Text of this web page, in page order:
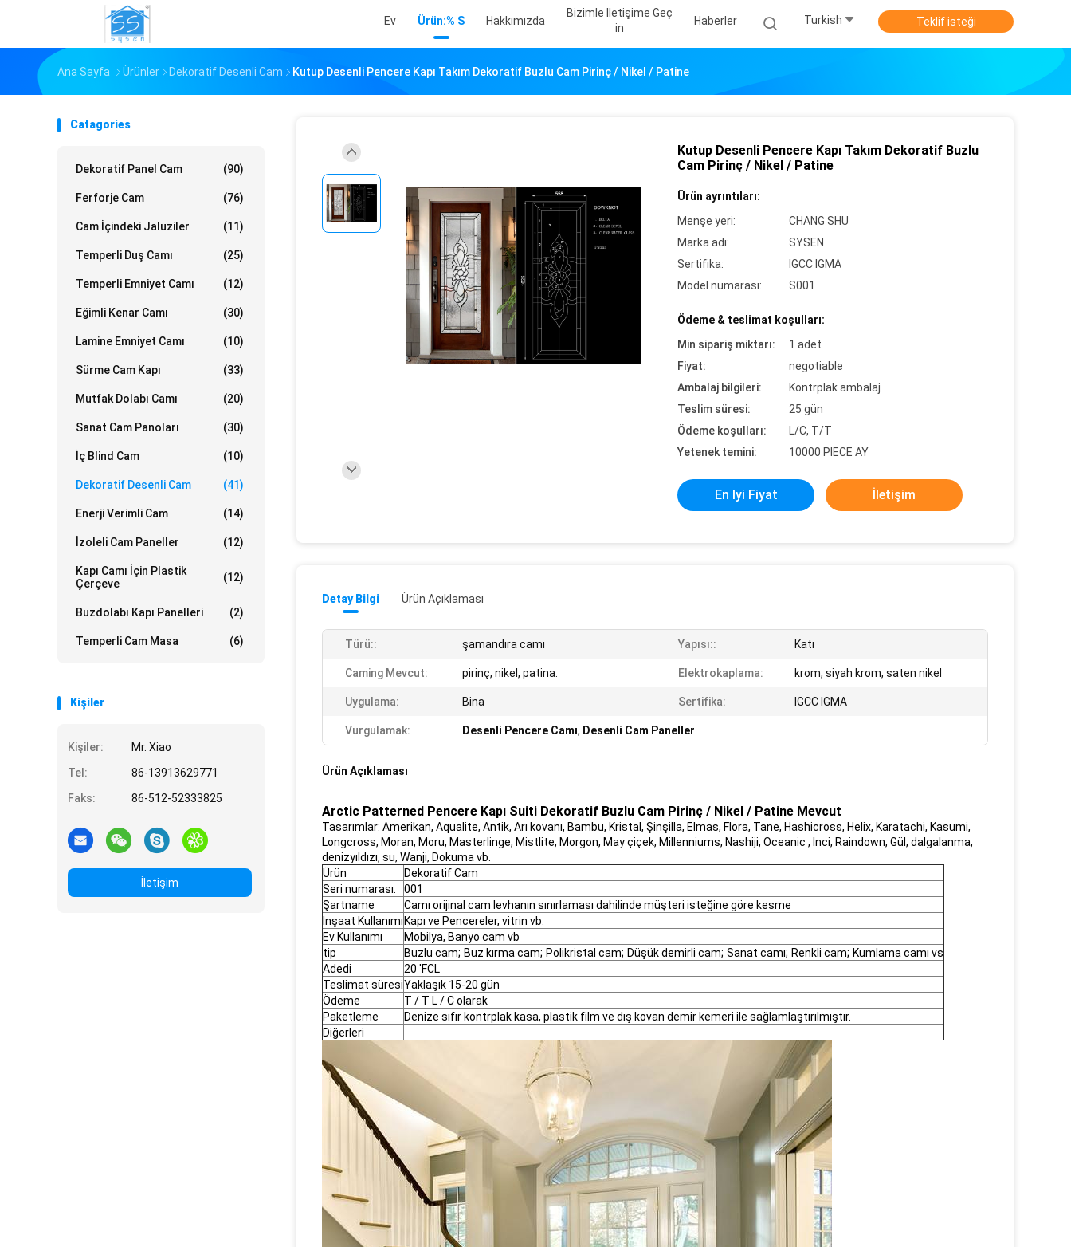
Ev Ürün:% S Hakkımızda
Bizimle Iletişime Geç
In
Haberler Turkish Teklif isteği
Ana Sayfa Ürünler Dekoratif Desenli Cam Kutup Desenli Pencere Kapı Takım Dekoratif Buzlu Cam Pirinç / Nikel / Patine
Catagories
Dekoratif Panel Cam (90)
Ferforje Cam (76)
Cam İçindeki Jaluziler (11)
Temperli Duş Camı (25)
Temperli Emniyet Camı (12)
Eğimli Kenar Camı (30)
Lamine Emniyet Camı (10)
Sürme Cam Kapı (33)
Mutfak Dolabı Camı (20)
Sanat Cam Panoları (30)
İç Blind Cam (10)
Dekoratif Desenli Cam (41)
Enerji Verimli Cam (14)
İzoleli Cam Paneller (12)
Kapı Camı İçin Plastik
Çerçeve
(12)
Buzdolabı Kapı Panelleri (2)
Temperli Cam Masa (6)
Kişiler
Kişiler:
Mr. Xiao
Tel:
86-13913629771
Faks:
86-512-52333825
İletişim
Kutup Desenli Pencere Kapı Takım Dekoratif Buzlu
Cam Pirinç / Nikel / Patine
Ürün ayrıntıları:
Menşe yeri:
CHANG SHU
Marka adı:
SYSEN
Sertifika:
IGCC IGMA
Model numarası:
S001
Ödeme & teslimat koşulları:
Min sipariş miktarı:
1 adet
Fiyat:
negotiable
Ambalaj bilgileri:
Kontrplak ambalaj
Teslim süresi:
25 gün
Ödeme koşulları:
L/C, T/T
Yetenek temini:
10000 PIECE AY
En Iyi Fiyat İletişim
Detay Bilgi Ürün Açıklaması
Türü:: şamandıra camı Yapısı:: Katı
Caming Mevcut: pirinç, nikel, patina. Elektrokaplama: krom, siyah krom, saten nikel
Uygulama: Bina Sertifika: IGCC IGMA
Vurgulamak: Desenli Pencere Camı, Desenli Cam Paneller
Ürün Açıklaması
Arctic Patterned Pencere Kapı Suiti Dekoratif Buzlu Cam Pirinç / Nikel / Patine Mevcut
Tasarımlar: Amerikan, Aqualite, Antik, Arı kovanı, Bambu, Kristal, Şinşilla, Elmas, Flora, Tane, Hashicross, Helix, Karatachi, Kasumi,
Longcross, Moran, Moru, Masterlinge, Mistlite, Morgon, May çiçek, Millenniums, Nashiji, Oceanic , Inci, Raindown, Gül, dalgalanma,
denizyıldızı, su, Wanji, Dokuma vb.
Ürün
Dekoratif Cam
Seri numarası.
001
Şartname
Camı orijinal cam levhanın sınırlaması dahilinde müşteri isteğine göre kesme
İnşaat Kullanımı Kapı ve Pencereler, vitrin vb.
Ev Kullanımı
Mobilya, Banyo cam vb
tip
Buzlu cam; Buz kırma cam; Polikristal cam; Düşük demirli cam; Sanat camı; Renkli cam; Kumlama camı vs
Adedi
20 'FCL
Teslimat süresiYaklaşık 15-20 gün
Ödeme
T / T L / C olarak
Paketleme
Denize sıfır kontrplak kasa, plastik film ve dış kovan demir kemeri ile sağlamlaştırılmıştır.
Diğerleri